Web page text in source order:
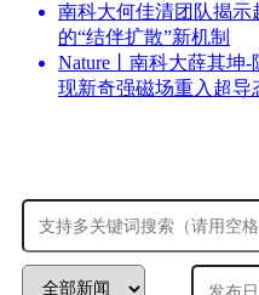
南科大何佳清团队揭
的“结伴扩散”新机制
Nature丨南科大薛其坤
现新奇强磁场重入超导